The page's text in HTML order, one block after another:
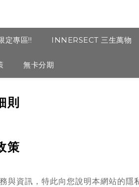
定專區!! INNERSECT 三生萬物
無卡分期
則
策
與資訊，特此向您說明本網站的